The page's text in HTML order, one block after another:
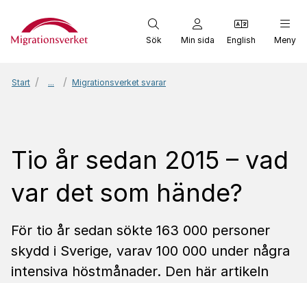
Start
Sök Min sida English Meny
Start ... Migrationsverket svarar
Tio år sedan 2015 – vad
var det som hände?
För tio år sedan sökte 163 000 personer
skydd i Sverige, varav 100 000 under några
intensiva höstmånader. Den här artikeln